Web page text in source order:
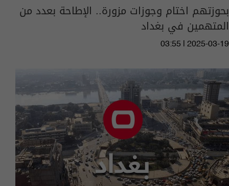
بحوزتهم اختام وجوزات مزورة.. الإطاحة بعدد من
المتهمين في بغداد
03:55 | 2025-03-19